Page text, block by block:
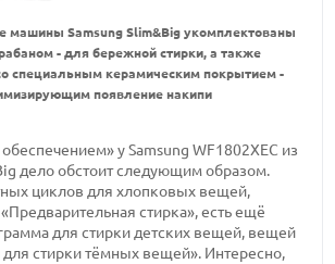
машины Samsung Slim&Big укомплектованы
- для бережной стирки, а также
специальным керамическим покрытием -
появление накипи
у Samsung WF1802XEC из
дело обстоит следующим образом.
циклов для хлопковых вещей,
стирка», есть ещё
для стирки детских вещей, вещей
стирки тёмных вещей». Интересно,